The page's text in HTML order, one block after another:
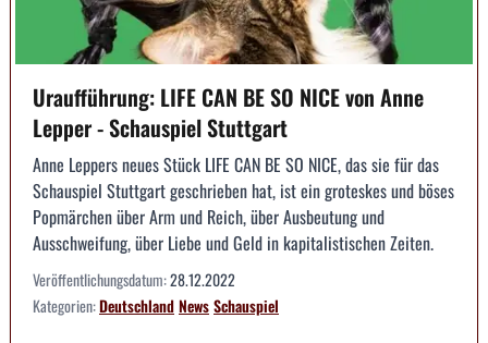
Uraufführung: LIFE CAN BE SO NICE von Anne
Lepper - Schauspiel Stuttgart
Anne Leppers neues Stück LIFE CAN BE SO NICE, das sie für das
Schauspiel Stuttgart geschrieben hat, ist ein groteskes und böses
Popmärchen über Arm und Reich, über Ausbeutung und
Ausschweifung, über Liebe und Geld in kapitalistischen Zeiten.
Veröffentlichungsdatum:28.12.2022
Kategorien:DeutschlandNewsSchauspiel